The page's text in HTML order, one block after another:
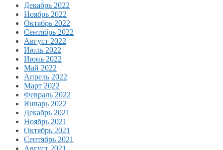
Декабрь 2022
Ноябрь 2022
Октябрь 2022
Сентябрь 2022
Август 2022
Июль 2022
Июнь 2022
Май 2022
Апрель 2022
Март 2022
Февраль 2022
Январь 2022
Декабрь 2021
Ноябрь 2021
Октябрь 2021
Сентябрь 2021
Август 2021